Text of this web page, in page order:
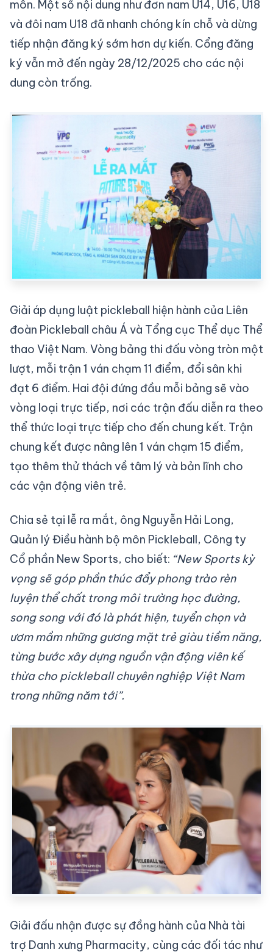
môn. Một số nội dung như đơn nam U14, U16, U18
và đôi nam U18 đã nhanh chóng kín chỗ và dừng
tiếp nhận đăng ký sớm hơn dự kiến. Cổng đăng
ký vẫn mở đến ngày 28/12/2025 cho các nội
dung còn trống.
Giải áp dụng luật pickleball hiện hành của Liên
đoàn Pickleball châu Á và Tổng cục Thể dục Thể
thao Việt Nam. Vòng bảng thi đấu vòng tròn một
lượt, mỗi trận 1 ván chạm 11 điểm, đổi sân khi
đạt 6 điểm. Hai đội đứng đầu mỗi bảng sẽ vào
vòng loại trực tiếp, nơi các trận đấu diễn ra theo
thể thức loại trực tiếp cho đến chung kết. Trận
chung kết được nâng lên 1 ván chạm 15 điểm,
tạo thêm thử thách về tâm lý và bản lĩnh cho
các vận động viên trẻ.
Chia sẻ tại lễ ra mắt, ông Nguyễn Hải Long,
Quản lý Điều hành bộ môn Pickleball, Công ty
Cổ phần New Sports, cho biết: “New Sports kỳ
vọng sẽ góp phần thúc đẩy phong trào rèn
luyện thể chất trong môi trường học đường,
song song với đó là phát hiện, tuyển chọn và
ươm mầm những gương mặt trẻ giàu tiềm năng,
từng bước xây dựng nguồn vận động viên kế
thừa cho pickleball chuyên nghiệp Việt Nam
trong những năm tới”.
Giải đấu nhận được sự đồng hành của Nhà tài
trợ Danh xưng Pharmacity, cùng các đối tác như